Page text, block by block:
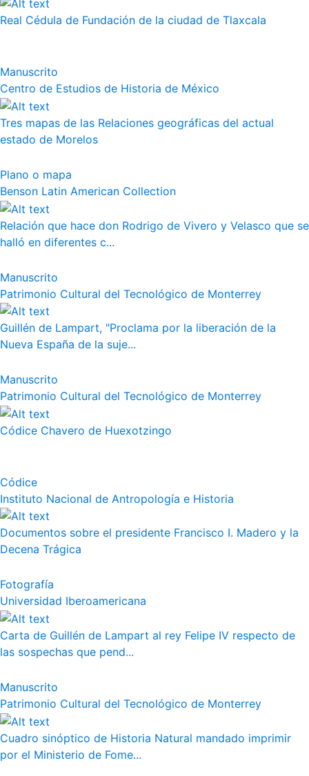
Real Cédula de Fundación de la ciudad de Tlaxcala
Manuscrito
Centro de Estudios de Historia de México
Tres mapas de las Relaciones geográficas del actual
estado de Morelos
Plano o mapa
Benson Latin American Collection
Relación que hace don Rodrigo de Vivero y Velasco que se
halló en diferentes c...
Manuscrito
Patrimonio Cultural del Tecnológico de Monterrey
Guillén de Lampart, "Proclama por la liberación de la
Nueva España de la suje...
Manuscrito
Patrimonio Cultural del Tecnológico de Monterrey
Códice Chavero de Huexotzingo
Códice
Instituto Nacional de Antropología e Historia
Documentos sobre el presidente Francisco I. Madero y la
Decena Trágica
Fotografía
Universidad Iberoamericana
Carta de Guillén de Lampart al rey Felipe IV respecto de
las sospechas que pend...
Manuscrito
Patrimonio Cultural del Tecnológico de Monterrey
Cuadro sinóptico de Historia Natural mandado imprimir
por el Ministerio de Fome...